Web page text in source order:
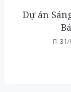
Dự án
31/